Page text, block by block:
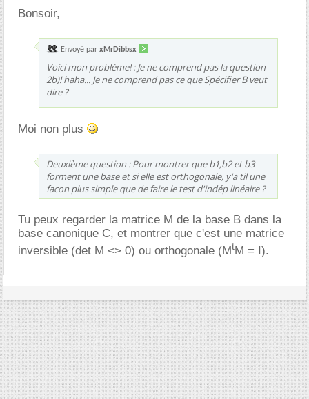
Bonsoir,
Envoyé par xMrDibbsx
Voici mon problème! : Je ne comprend pas la question
2b)! haha... Je ne comprend pas ce que Spécifier B veut
dire ?
Moi non plus
Deuxième question : Pour montrer que b1,b2 et b3
forment une base et si elle est orthogonale, y'a til une
facon plus simple que de faire le test d'indép linéaire ?
Tu peux regarder la matrice M de la base B dans la
base canonique C, et montrer que c'est une matrice
inversible (det M <> 0) ou orthogonale (MtM = I).